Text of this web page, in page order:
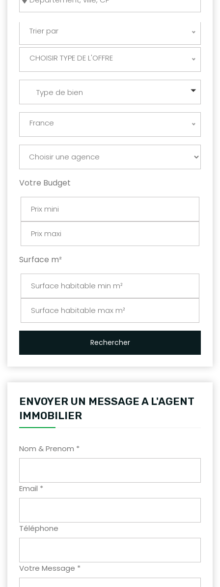
Trier par
CHOISIR TYPE DE L'OFFRE
Type de bien
France
Votre Budget
Surface m²
Rechercher
ENVOYER UN MESSAGE A L'AGENT
IMMOBILIER
Nom & Prenom *
Email *
Téléphone
Votre Message *